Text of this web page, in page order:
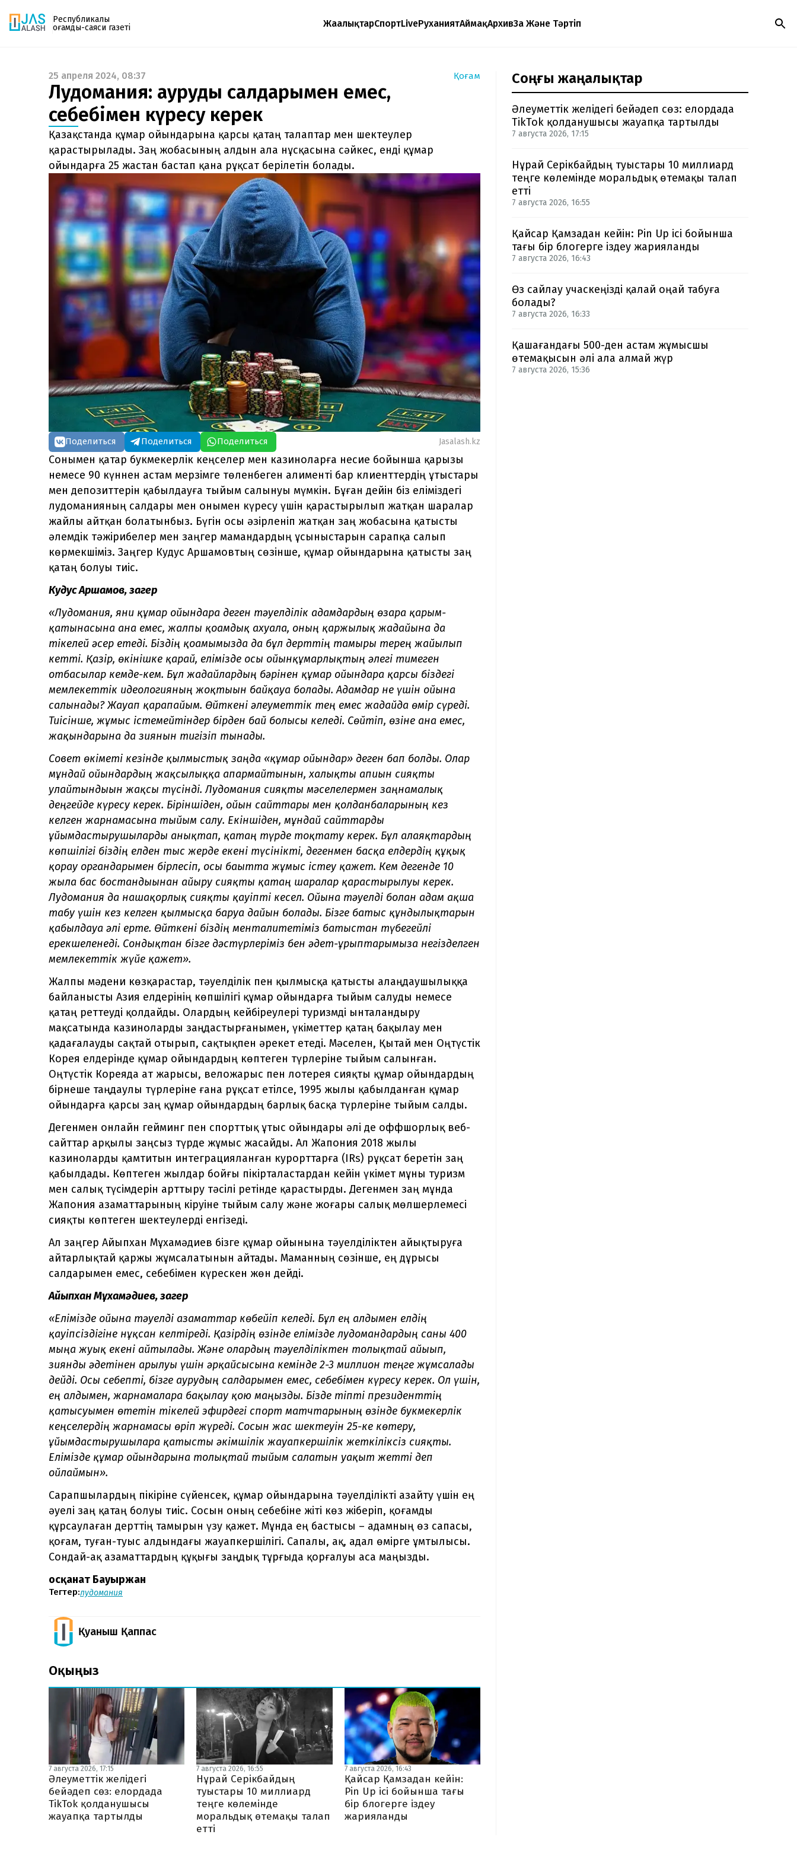
Республикалық
қоғамдық-саяси газеті
ЖаңалықтарСпортLiveРуханиятАймақАрхивЗаң Және Тәртіп
Газетке жазылу
PDF форматтағы газетті ай сайын электронды
поштаңызға алып отырыңыз. Жаңа нөмір
шыққан сәтте сізге бірден жіберіледі. Тек email
енгізіңіз, біз қалғанын өзіміз жібереміз.
25 апреля 2024, 08:37 Қоғам
Лудомания: аурудың салдарымен емес,
себебімен күресу керек
Қазақстанда құмар ойындарына қарсы қатаң талаптар мен шектеулер
қарастырылады. Заң жобасының алдын ала нұсқасына сәйкес, енді құмар
ойындарға 25 жастан бастап қана рұқсат берілетін болады.
Поделиться Поделиться Поделиться Jasalash.kz
Сонымен қатар букмекерлік кеңселер мен казиноларға несие бойынша қарызы
немесе 90 күннен астам мерзімге төленбеген алименті бар клиенттердің ұтыстары
мен депозиттерін қабылдауға тыйым салынуы мүмкін. Бұған дейін біз еліміздегі
лудоманияның салдары мен онымен күресу үшін қарастырылып жатқан шаралар
жайлы айтқан болатынбыз. Бүгін осы әзірленіп жатқан заң жобасына қатысты
әлемдік тәжірибелер мен заңгер мамандардың ұсыныстарын сарапқа салып
көрмекшіміз. Заңгер Кудус Аршамовтың сөзінше, құмар ойындарына қатысты заң
қатаң болуы тиіс.
Кудус Аршамов, заңгер
«Лудомания, яғни құмар ойындарға деген тәуелділік адамдардың өзара қарым-
қатынасына ғана емес, жалпы қоғамдық ахуалға, оның қаржылық жағдайына да
тікелей әсер етеді. Біздің қоғамымызда да бұл дерттің тамыры терең жайылып
кетті. Қазір, өкінішке қарай, елімізде осы ойынқұмарлықтың әлегі тимеген
отбасылар кемде-кем. Бұл жағдайлардың бәрінен құмар ойындарға қарсы біздегі
мемлекеттік идеологияның жоқтығын байқауға болады. Адамдар не үшін ойынға
салынады? Жауап қарапайым. Өйткені әлеуметтік тең емес жағдайда өмір сүреді.
Тиісінше, жұмыс істемейтіндер бірден бай болғысы келеді. Сөйтіп, өзіне ғана емес,
жақындарына да зиянын тигізіп тынады.
Совет өкіметі кезінде қылмыстық заңда «құмар ойындар» деген бап болды. Олар
мұндай ойындардың жақсылыққа апармайтынын, халықты апиын сияқты
улайтындығын жақсы түсінді. Лудомания сияқты мәселелермен заңнамалық
деңгейде күресу керек. Біріншіден, ойын сайттары мен қолданбаларының кез
келген жарнамасына тыйым салу. Екіншіден, мұндай сайттарды
ұйымдастырушыларды анықтап, қатаң түрде тоқтату керек. Бұл алаяқтардың
көпшілігі біздің елден тыс жерде екені түсінікті, дегенмен басқа елдердің құқық
қорғау органдарымен бірлесіп, осы бағытта жұмыс істеу қажет. Кем дегенде 10
жылға бас бостандығынан айыру сияқты қатаң шаралар қарастырылуы керек.
Лудомания да нашақорлық сияқты қауіпті кесел. Ойынға тәуелді болған адам ақша
табу үшін кез келген қылмысқа баруға дайын болады. Бізге батыс құндылықтарын
қабылдауға әлі ерте. Өйткені біздің менталитетіміз батыстан түбегейлі
ерекшеленеді. Сондықтан бізге дәстүрлеріміз бен әдет-ғұрыптарымызға негізделген
мемлекеттік жүйе қажет».
Жалпы мәдени көзқарастар, тәуелділік пен қылмысқа қатысты алаңдаушылыққа
байланысты Азия елдерінің көпшілігі құмар ойындарға тыйым салуды немесе
қатаң реттеуді қолдайды. Олардың кейбіреулері туризмді ынталандыру
мақсатында казиноларды заңдастырғанымен, үкіметтер қатаң бақылау мен
қадағалауды сақтай отырып, сақтықпен әрекет етеді. Мәселен, Қытай мен Оңтүстік
Корея елдерінде құмар ойындардың көптеген түрлеріне тыйым салынған.
Оңтүстік Кореяда ат жарысы, веложарыс пен лотерея сияқты құмар ойындардың
бірнеше таңдаулы түрлеріне ғана рұқсат етілсе, 1995 жылы қабылданған құмар
ойындарға қарсы заң құмар ойындардың барлық басқа түрлеріне тыйым салды.
Дегенмен онлайн гейминг пен спорттық ұтыс ойындары әлі де оффшорлық веб-
сайттар арқылы заңсыз түрде жұмыс жасайды. Ал Жапония 2018 жылы
казиноларды қамтитын интеграцияланған курорттарға (IRs) рұқсат беретін заң
қабылдады. Көптеген жылдар бойғы пікірталастардан кейін үкімет мұны туризм
мен салық түсімдерін арттыру тәсілі ретінде қарастырды. Дегенмен заң мұнда
Жапония азаматтарының кіруіне тыйым салу және жоғары салық мөлшерлемесі
сияқты көптеген шектеулерді енгізеді.
Ал заңгер Айыпхан Мұхамәдиев бізге құмар ойынына тәуелділіктен айықтыруға
айтарлықтай қаржы жұмсалатынын айтады. Маманның сөзінше, ең дұрысы
салдарымен емес, себебімен күрескен жөн дейді.
Айыпхан Мұхамәдиев, заңгер
«Елімізде ойынға тәуелді азаматтар көбейіп келеді. Бұл ең алдымен елдің
қауіпсіздігіне нұқсан келтіреді. Қазірдің өзінде елімізде лудомандардың саны 400
мыңға жуық екені айтылады. Және олардың тәуелділіктен толықтай айығып,
зиянды әдетінен арылуы үшін әрқайсысына кемінде 2-3 миллион теңге жұмсалады
дейді. Осы себепті, бізге аурудың салдарымен емес, себебімен күресу керек. Ол үшін,
ең алдымен, жарнамаларға бақылау қою маңызды. Бізде тіпті президенттің
қатысуымен өтетін тікелей эфирдегі спорт матчтарының өзінде букмекерлік
кеңселердің жарнамасы өріп жүреді. Сосын жас шектеуін 25-ке көтеру,
ұйымдастырушыларға қатысты әкімшілік жауапкершілік жеткіліксіз сияқты.
Елімізде құмар ойындарына толықтай тыйым салатын уақыт жетті деп
ойлаймын».
Сарапшылардың пікіріне сүйенсек, құмар ойындарына тәуелділікті азайту үшін ең
әуелі заң қатаң болуы тиіс. Сосын оның себебіне жіті көз жіберіп, қоғамды
құрсаулаған дерттің тамырын үзу қажет. Мұнда ең бастысы – адамның өз сапасы,
қоғам, туған-туыс алдындағы жауапкершілігі. Сапалы, ақ, адал өмірге ұмтылысы.
Сондай-ақ азаматтардың құқығы заңдық тұрғыда қорғалуы аса маңызды.
Қосқанат Бауыржан
Тегтер:лудомания
Қуаныш Қаппас
Оқыңыз
7 августа 2026, 17:15
Әлеуметтік желідегі
бейәдеп сөз: елордада
TikTok қолданушысы
жауапқа тартылды
7 августа 2026, 16:55
Нұрай Серікбайдың
туыстары 10 миллиард
теңге көлемінде
моральдық өтемақы талап
етті
7 августа 2026, 16:43
Қайсар Қамзадан кейін:
Pin Up ісі бойынша тағы
бір блогерге іздеу
жарияланды
Соңғы жаңалықтар
Әлеуметтік желідегі бейәдеп сөз: елордада
TikTok қолданушысы жауапқа тартылды
7 августа 2026, 17:15
Нұрай Серікбайдың туыстары 10 миллиард
теңге көлемінде моральдық өтемақы талап
етті
7 августа 2026, 16:55
Қайсар Қамзадан кейін: Pin Up ісі бойынша
тағы бір блогерге іздеу жарияланды
7 августа 2026, 16:43
Өз сайлау учаскеңізді қалай оңай табуға
болады?
7 августа 2026, 16:33
Қашағандағы 500-ден астам жұмысшы
өтемақысын әлі ала алмай жүр
7 августа 2026, 15:36